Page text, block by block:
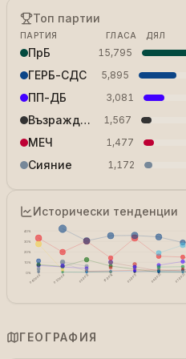
Топ партии
ПАРТИЯ
ГЛАСА ДЯЛ
ПрБ 15,795
ГЕРБ-СДС 5,895
ПП-ДБ 3,081
Възраждане 1,567
МЕЧ 1,477
Сияние 1,172
Исторически тенденции
0
10
20
30
40
06/2005 07/2009 05/2013 10/2014 03/2017 04/2021 07/2021
ГЕОГРАФИЯ